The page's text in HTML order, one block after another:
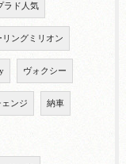
ラド人気
リングミリオン
ヴォクシー
ンジ 納車